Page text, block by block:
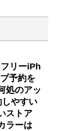
リーiPh
予約を
処のアッ
やすい
ストア
ラーは